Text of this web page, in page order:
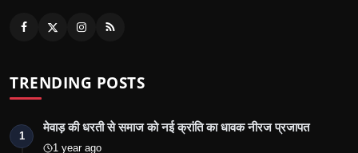
TRENDING POSTS
1
मेवाड़ की धरती से समाज को नई क्रांति का धावक नीरज प्रजापत
1 year ago